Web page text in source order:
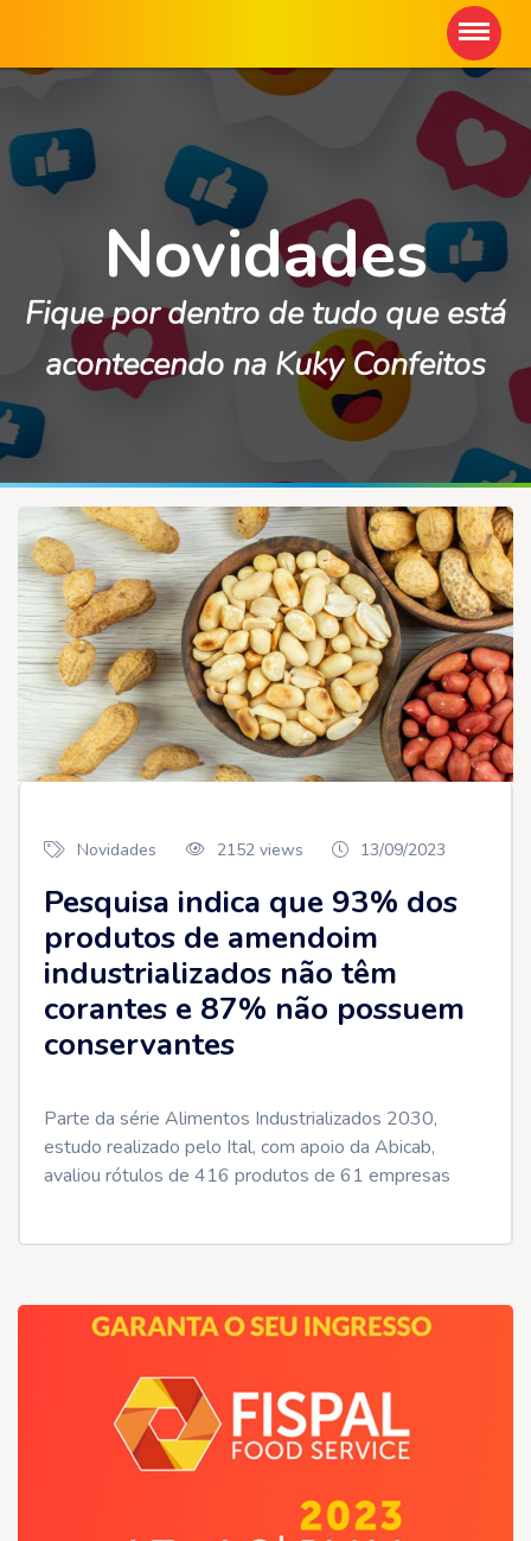
Novidades
Fique por dentro de tudo que está
acontecendo na Kuky Confeitos
Novidades 2152 views 13/09/2023
Pesquisa indica que 93% dos
produtos de amendoim
industrializados não têm
corantes e 87% não possuem
conservantes
Parte da série Alimentos Industrializados 2030,
estudo realizado pelo Ital, com apoio da Abicab,
avaliou rótulos de 416 produtos de 61 empresas